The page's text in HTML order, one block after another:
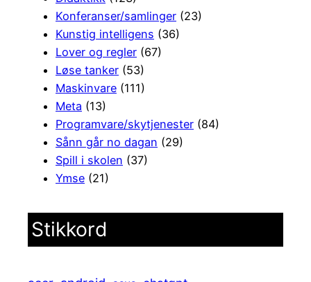
Konferanser/samlinger (23)
Kunstig intelligens (36)
Lover og regler (67)
Løse tanker (53)
Maskinvare (111)
Meta (13)
Programvare/skytjenester (84)
Sånn går no dagan (29)
Spill i skolen (37)
Ymse (21)
Stikkord